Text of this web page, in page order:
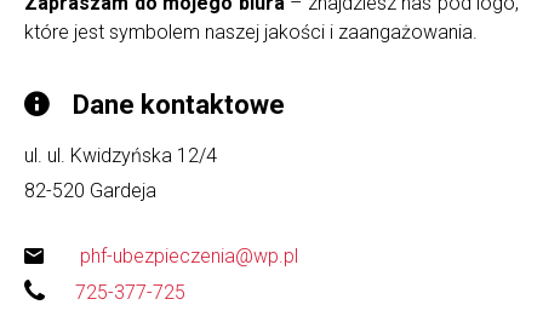
które jest symbolem naszej jakości i zaangażowania.
Dane kontaktowe
ul. ul. Kwidzyńska 12/4
82-520 Gardeja
phf-ubezpieczenia@wp.pl
725-377-725